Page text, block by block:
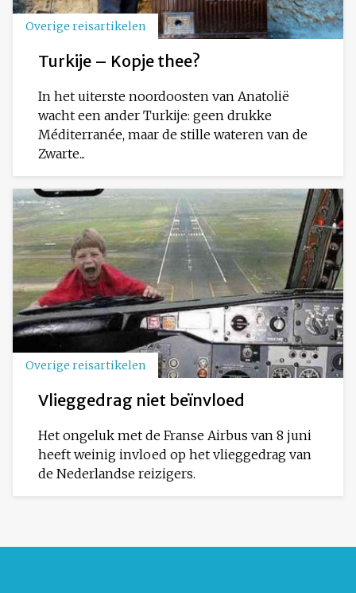
Overige reisartikelen
Turkije – Kopje thee?
In het uiterste noordoosten van Anatolië
wacht een ander Turkije: geen drukke
Méditerranée, maar de stille wateren van de
Zwarte...
Overige reisartikelen
Vlieggedrag niet beïnvloed
Het ongeluk met de Franse Airbus van 8 juni
heeft weinig invloed op het vlieggedrag van
de Nederlandse reizigers.